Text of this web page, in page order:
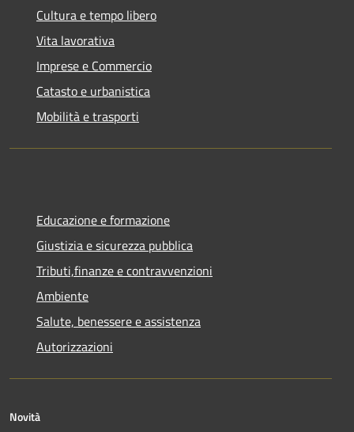
Cultura e tempo libero
Vita lavorativa
Imprese e Commercio
Catasto e urbanistica
Mobilità e trasporti
Educazione e formazione
Giustizia e sicurezza pubblica
Tributi,finanze e contravvenzioni
Ambiente
Salute, benessere e assistenza
Autorizzazioni
Novità